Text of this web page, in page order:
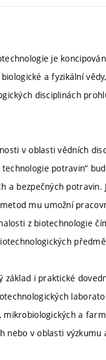
je
a fyzikální
disciplinách
v oblasti vědních
potravin“
a bezpečných potravin.
mu umožní
z biotechnologie
i praktické
a
v oblasti výzkumu